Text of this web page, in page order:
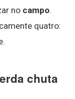
no campo.
quatro:
chuta